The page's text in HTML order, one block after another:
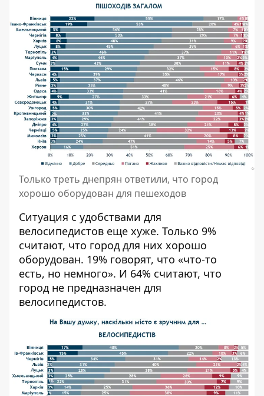
Только треть днепрян ответили, что город
хорошо оборудован для пешеходов
Ситуация с удобствами для
велосипедистов еще хуже. Только 9%
считают, что город для них хорошо
оборудован. 19% говорят, что «что-то
есть, но немного». И 64% считают, что
город не предназначен для
велосипедистов.